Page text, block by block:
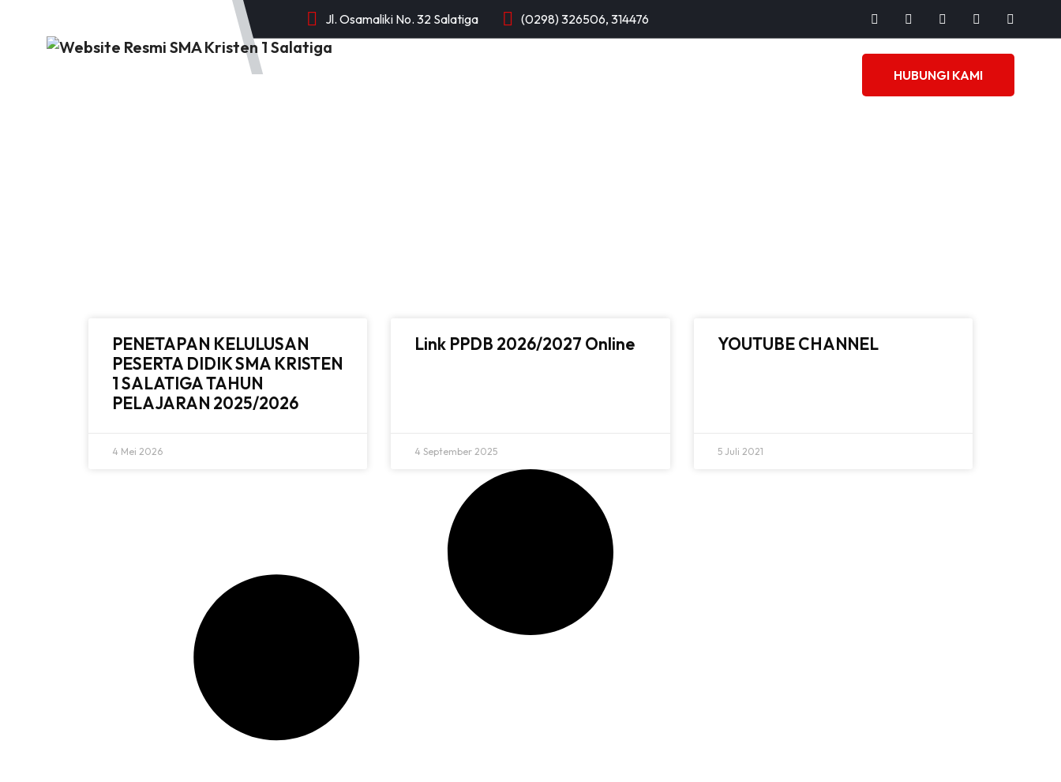
Jl. Osamaliki No. 32 Salatiga (0298) 326506, 314476
HUBUNGI KAMI
PENETAPAN KELULUSAN
PESERTA DIDIK SMA KRISTEN
1 SALATIGA TAHUN
PELAJARAN 2025/2026
4 Mei 2026
Link PPDB 2026/2027 Online
4 September 2025
YOUTUBE CHANNEL
5 Juli 2021